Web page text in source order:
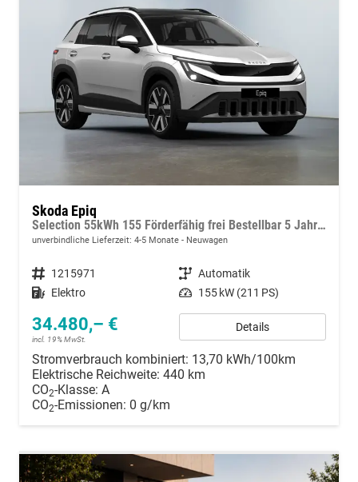
Skoda Epiq
Selection 55kWh 155 Förderfähig frei Bestellbar 5 Jahre Garantie
unverbindliche Lieferzeit: 4-5 Monate Neuwagen
Fahrzeugnummer 1215971 Getriebe Automatik
Kraftstoff Elektro Leistung 155 kW (211 PS)
34.480,– €
incl. 19% MwSt.
Details
Stromverbrauch kombiniert: 13,70 kWh/100km
Elektrische Reichweite: 440 km
CO2-Klasse: A
CO2-Emissionen: 0 g/km